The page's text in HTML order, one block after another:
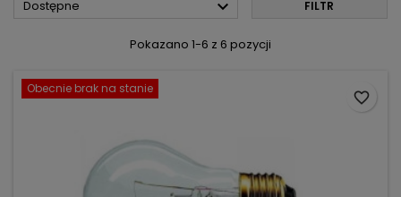
Dostępne  FILTR
Pokazano 1-6 z 6 pozycji
Obecnie brak na stanie
favorite_border